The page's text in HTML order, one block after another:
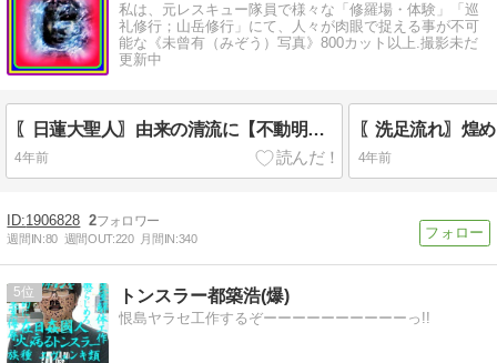
私は、元レスキュー隊員で様々な「修羅場・体験」「巡
礼修行；山岳修行」にて、人々が肉眼で捉える事が不可
能な《未曾有（みぞう）写真》800カット以上.撮影未だ
更新中
〖日蓮大聖人〗由来の清流に【不動明王様】出現❢❢
4年前
〖洗足流れ〗煌
4年前
1906828 2
週間IN:80 週間OUT:220 月間IN:340
5 トンスラー都築浩(爆)
恨島ヤラセ工作するぞーーーーーーーーーーっ!!